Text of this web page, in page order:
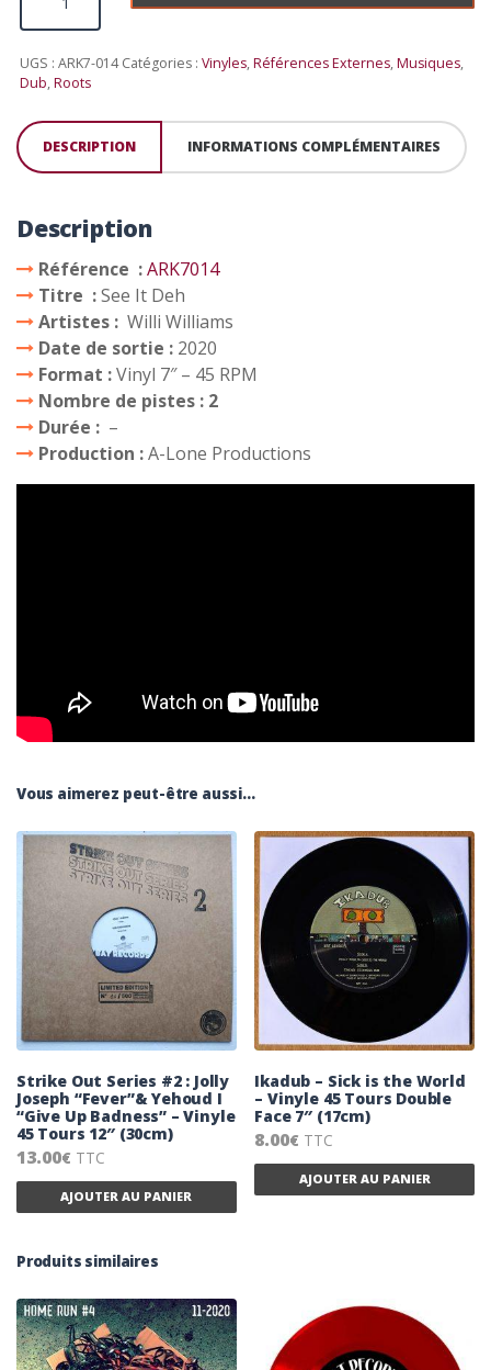
UGS : ARK7-014 Catégories : Vinyles,Références Externes,Musiques,
Dub,Roots
DESCRIPTION INFORMATIONS COMPLÉMENTAIRES
Description
Référence :ARK7014
Titre :See It Deh
Artistes : Willi Williams
Date de sortie : 2020
Format :Vinyl 7″ – 45 RPM
Nombre de pistes : 2
Durée : –
Production :A-Lone Productions
Vous aimerez peut-être aussi…
Strike Out Series #2 : Jolly
Joseph “Fever”& Yehoud I
“Give Up Badness” – Vinyle
45 Tours 12″ (30cm)
13.00€ TTC
AJOUTER AU PANIER
Ikadub – Sick is the World
– Vinyle 45 Tours Double
Face 7″ (17cm)
8.00€ TTC
AJOUTER AU PANIER
Produits similaires